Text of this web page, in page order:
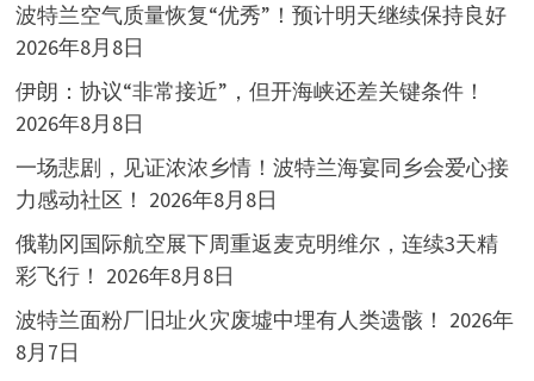
波特兰空气质量恢复“优秀”！预计明天继续保持良好
2026年8月8日
伊朗：协议“非常接近”，但开海峡还差关键条件！
2026年8月8日
一场悲剧，见证浓浓乡情！波特兰海宴同乡会爱心接
力感动社区！ 2026年8月8日
俄勒冈国际航空展下周重返麦克明维尔，连续3天精
彩飞行！ 2026年8月8日
波特兰面粉厂旧址火灾废墟中埋有人类遗骸！ 2026年
8月7日